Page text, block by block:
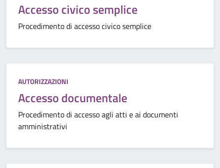
Accesso civico semplice
Procedimento di accesso civico semplice
Categoria:
AUTORIZZAZIONI
Accesso documentale
Procedimento di accesso agli atti e ai documenti
amministrativi